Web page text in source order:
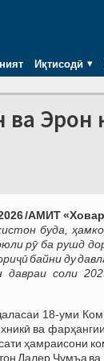
Иқтисодӣ
ва
/АМИТ
буда,
рӯ ба рушд
байни ду
давраи соли
18-уми
ва
ҳамраисони
Далер Ҷумъа